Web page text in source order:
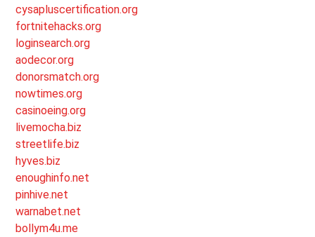
cysapluscertification.org
fortnitehacks.org
loginsearch.org
aodecor.org
donorsmatch.org
nowtimes.org
casinoeing.org
livemocha.biz
streetlife.biz
hyves.biz
enoughinfo.net
pinhive.net
warnabet.net
bollym4u.me